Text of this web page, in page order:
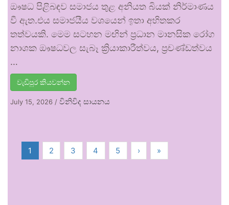
ඖෂධ පිළිබඳව සමාජය තුළ අනියත බියක් නිර්මාණය
වී ඇත.එය සමාජයීය වශයෙන් ඉතා අහිතකර
තත්වයකි. මෙම සටහන මඟින් ප්‍රධාන මානසික රෝග
නාශක ඖෂධවල සැබෑ ක්‍රියාකාරීත්වය, ප්‍රචණ්ඩත්වය
…
වැඩිපුර කියවන්න
July 15, 2026 / විනිවිද සායනය
1 2 3 4 5 › »